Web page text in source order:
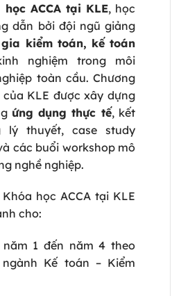
học ACCA tại KLE, học
dẫn bởi đội ngũ giảng
gia kiểm toán, kế toán
nghiệm trong môi
toàn cầu. Chương
KLE được xây dựng
ứng dụng thực tế, kết
lý thuyết, case study
các buổi workshop mô
nghề nghiệp.
Khóa học ACCA tại KLE
cho:
1 đến năm 4 theo
Kế toán – Kiểm